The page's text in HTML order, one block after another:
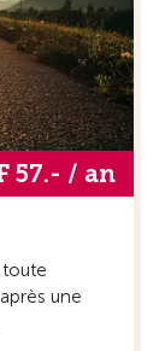
57.- / an
une